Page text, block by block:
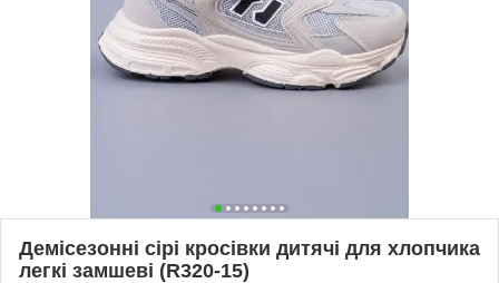
Демісезонні сірі кросівки дитячі для хлопчика
легкі замшеві (R320-15)